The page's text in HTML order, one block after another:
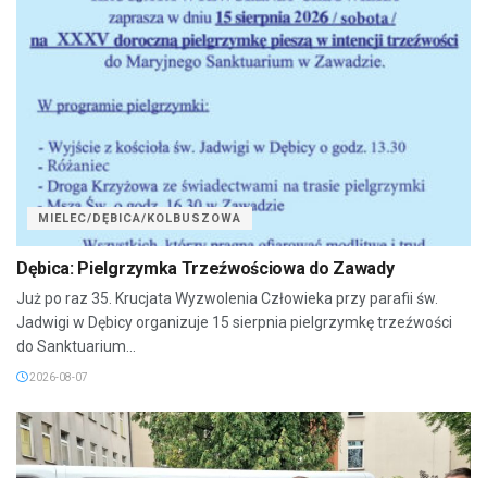
MIELEC/DĘBICA/KOLBUSZOWA
Dębica: Pielgrzymka Trzeźwościowa do Zawady
Już po raz 35. Krucjata Wyzwolenia Człowieka przy parafii św.
Jadwigi w Dębicy organizuje 15 sierpnia pielgrzymkę trzeźwości
do Sanktuarium...
2026-08-07